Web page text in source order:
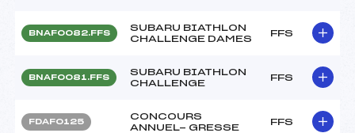
BNAF0082.FFS
SUBARU BIATHLON
CHALLENGE DAMES
FFS
BNAF0081.FFS
SUBARU BIATHLON
CHALLENGE
FFS
FDAF0125
CONCOURS
ANNUEL- GRESSE
FFS